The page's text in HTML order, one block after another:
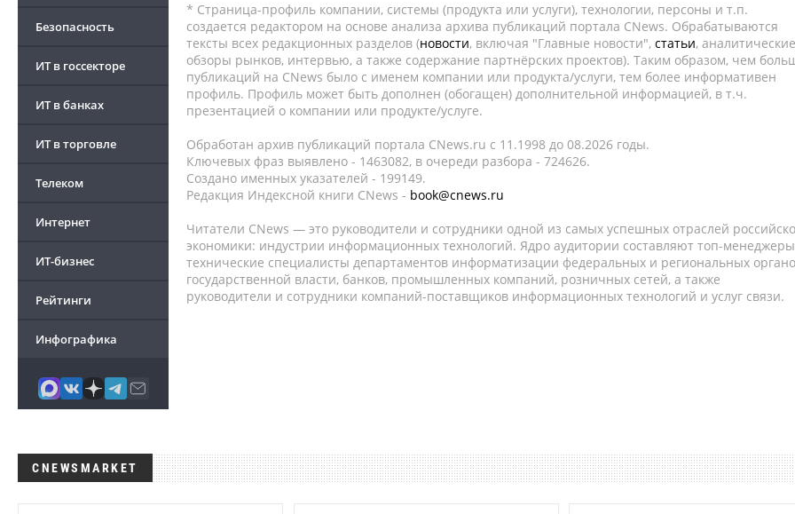
Безопасность
ИТ в госсекторе
ИТ в банках
ИТ в торговле
Телеком
Интернет
ИТ-бизнес
Рейтинги
Инфографика
* Страница-профиль компании, системы (продукта или услуги), технологии, персоны и т.п.
создается редактором на основе анализа архива публикаций портала CNews. Обрабатываются
тексты всех редакционных разделов (новости, включая "Главные новости", статьи, аналитические
обзоры рынков, интервью, а также содержание партнёрских проектов). Таким образом, чем
публикаций на CNews было с именем компании или продукта/услуги, тем более информативен
профиль. Профиль может быть дополнен (обогащен) дополнительной информацией, в т.ч.
презентацией о компании или продукте/услуге.
Обработан архив публикаций портала CNews.ru c 11.1998 до 08.2026 годы.
Ключевых фраз выявлено - 1463082, в очереди разбора - 724626.
Создано именных указателей - 199149.
Редакция Индексной книги CNews - book@cnews.ru
Читатели CNews — это руководители и сотрудники одной из самых успешных отраслей
экономики: индустрии информационных технологий. Ядро аудитории составляют топ-
технические специалисты департаментов информатизации федеральных и региональных
государственной власти, банков, промышленных компаний, розничных сетей, а также
руководители и сотрудники компаний-поставщиков информационных технологий и услуг связи.
CNEWSMARKET